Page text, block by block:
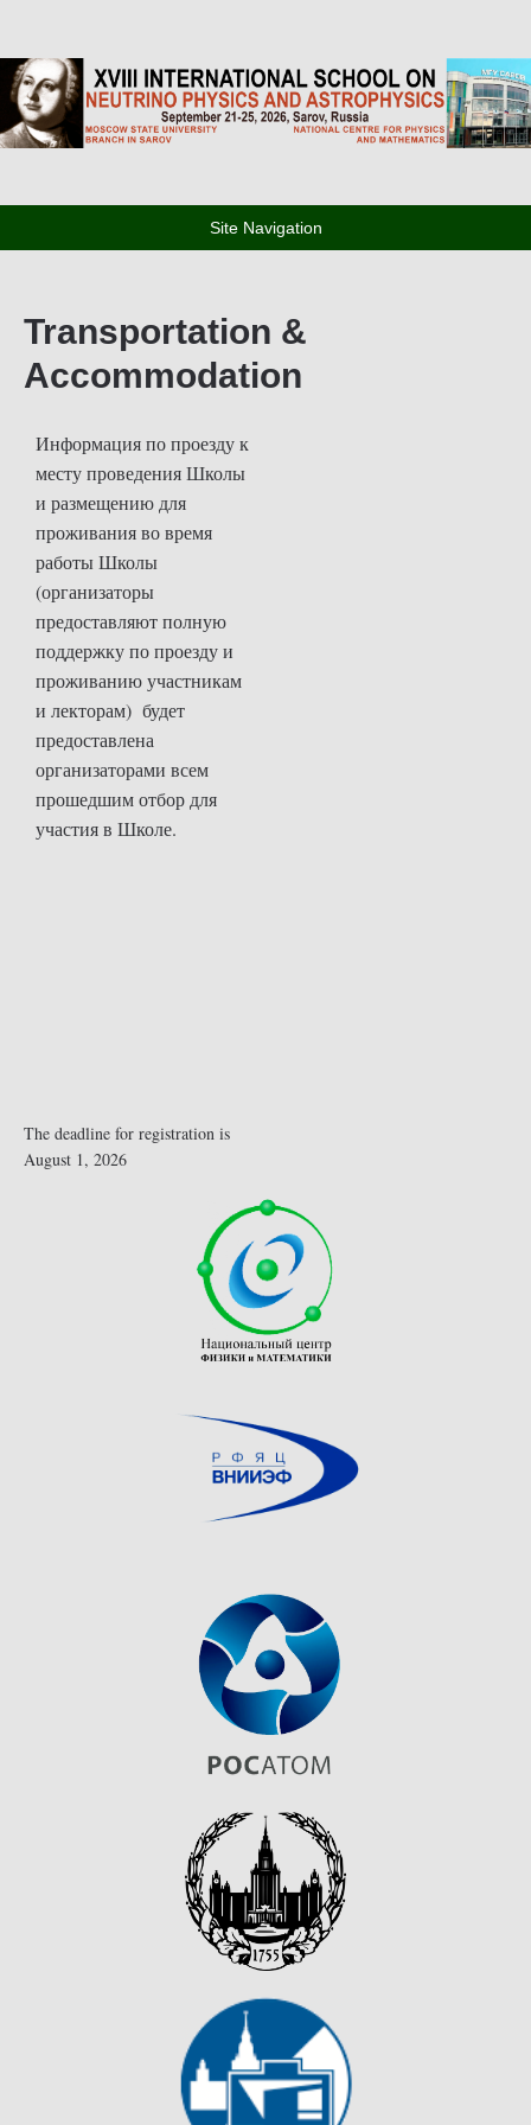
18th Neutrino School
Eighteenth International School on Neutrino Physics
Site Navigation
Transportation &
Accommodation
Информация по проезду к
месту проведения Школы
и размещению для
проживания во время
работы Школы
(организаторы
предоставляют полную
поддержку по проезду и
проживанию участникам
и лекторам) будет
предоставлена
организаторами всем
прошедшим отбор для
участия в Школе.
The deadline for registration is
August 1, 2026